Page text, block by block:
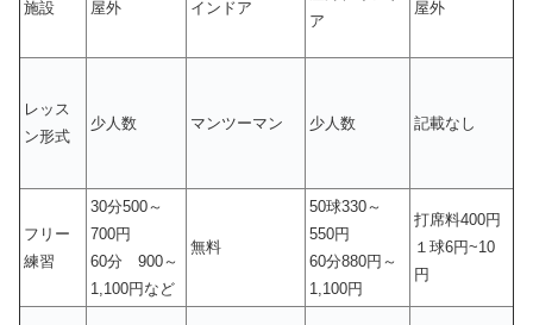
施設 屋外 インドア
ア
屋外
レッス
ン形式
少人数 マンツーマン 少人数 記載なし
フリー
練習
30分500～
700円
60分 900～
1,100円など
無料
50球330～
550円
60分880円～
1,100円
打席料400円
１球6円~10
円